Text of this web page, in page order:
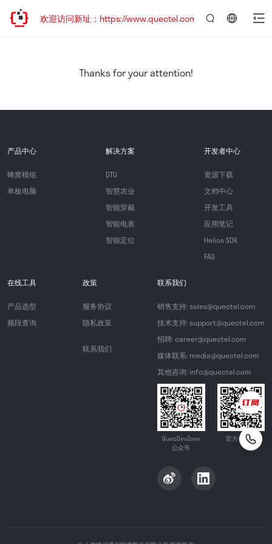
已迁移，欢迎访问新址：https://www.quectel.com.cn
Thanks for your attention!
产品中心
蜂窝模组
单板电脑
解决方案
DTU
智慧农业
智能穿戴
智能电表
智能定位
开发者中心
资源下载
文档中心
开发工具
应用笔记
Helios SDK
FAQ
在线工具
产品选型
频段查询
政策
服务协议
隐私政策
联系我们
联系我们
销售支持: sales@quectel.com
技术支持: support@quectel.com
招聘: career@quectel.com
媒体联系: media@quectel.com
其他咨询: info@quectel.com
QuecDevZone
公众号
官方公众号